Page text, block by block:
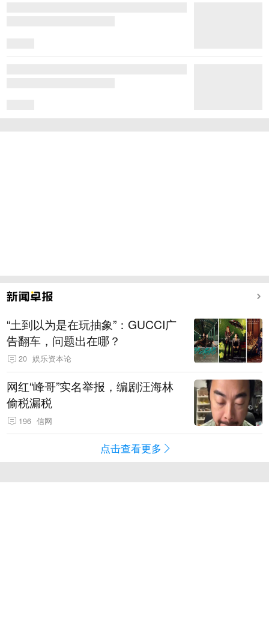
“土到以为是在玩抽象”：GUCCI广
告翻车，问题出在哪？
20 娱乐资本论
网红“峰哥”实名举报，编剧汪海林
偷税漏税
196 信网
点击查看更多